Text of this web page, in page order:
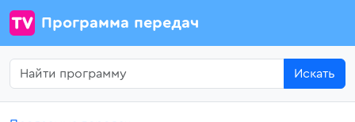
Программа передач
Искать